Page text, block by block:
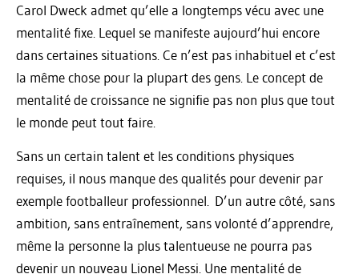
Carol Dweck admet qu’elle a longtemps vécu avec une
mentalité fixe. Lequel se manifeste aujourd’hui encore
dans certaines situations. Ce n’est pas inhabituel et c’est
la même chose pour la plupart des gens. Le concept de
mentalité de croissance ne signifie pas non plus que tout
le monde peut tout faire.
Sans un certain talent et les conditions physiques
requises, il nous manque des qualités pour devenir par
exemple footballeur professionnel. D’un autre côté, sans
ambition, sans entraînement, sans volonté d’apprendre,
même la personne la plus talentueuse ne pourra pas
devenir un nouveau Lionel Messi. Une mentalité de